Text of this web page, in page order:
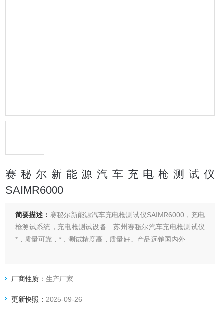
赛秘尔新能源汽车充电枪测试仪
SAIMR6000
简要描述： 赛秘尔新能源汽车充电枪测试仪SAIMR6000，充电
枪测试系统，充电枪测试设备，苏州赛秘尔汽车充电枪测试仪
*，质量可靠，*，测试精度高，质量好。产品远销国内外
厂商性质：生产厂家
更新快照： 2025-09-26